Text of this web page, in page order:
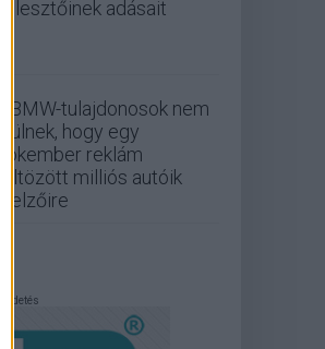
fejlesztőinek adásait
A BMW-tulajdonosok nem
örülnek, hogy egy
Pókember reklám
költözött milliós autóik
kijelzőire
Hirdetés